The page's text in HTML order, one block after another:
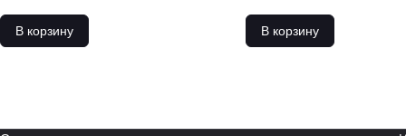
В корзину В корзину